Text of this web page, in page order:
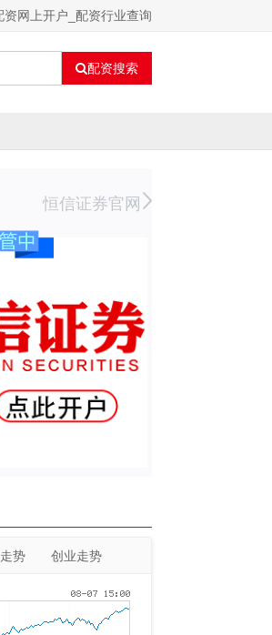
网上开户_配资行业查询
配资搜索
恒信证券官网
势 创业走势